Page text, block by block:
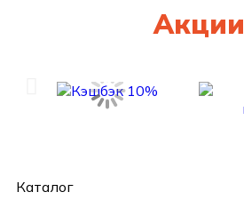
Акции
Каталог